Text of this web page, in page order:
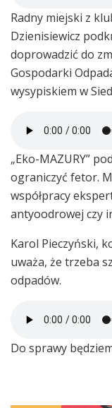
Radny miejski z
Dzienisiewicz
doprowadzić do
Gospodarki
wysypiskiem w
„Eko-MAZURY”
ograniczyć fetor.
współpracy
antyoodrowej czy
Karol Pieczyński,
uważa, że trzeba
odpadów.
Do sprawy